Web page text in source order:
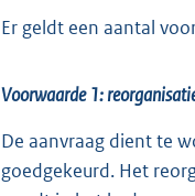
Er geldt een aantal
Voorwaarde 1:
De aanvraag dient te
goedgekeurd. Het